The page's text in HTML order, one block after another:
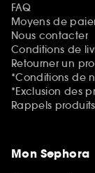
FAQ
Moyens de
Nous contacter
Conditions de
Retourner un
*Conditions de
*Exclusion des
Rappels produits
Mon Sephora